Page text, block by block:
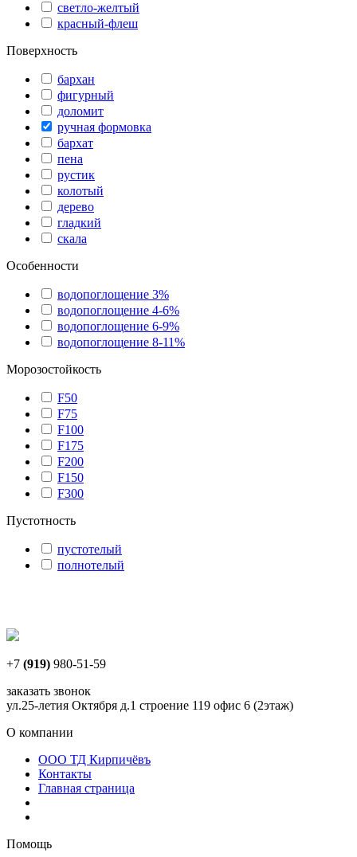
светло-желтый
красный-флеш
Поверхность
бархан
фигурный
доломит
ручная формовка
бархат
пена
рустик
колотый
дерево
гладкий
скала
Особенности
водопоглощение 3%
водопоглощение 4-6%
водопоглощение 6-9%
водопоглощение 8-11%
Морозостойкость
F50
F75
F100
F175
F200
F150
F300
Пустотность
пустотелый
полнотелый
+7 (919) 980-51-59
заказать звонок
ул.25-летия Октября д.1 строение 119 офис 6 (2этаж)
О компании
ООО ТД Кирпичёвъ
Контакты
Главная страница
Помощь